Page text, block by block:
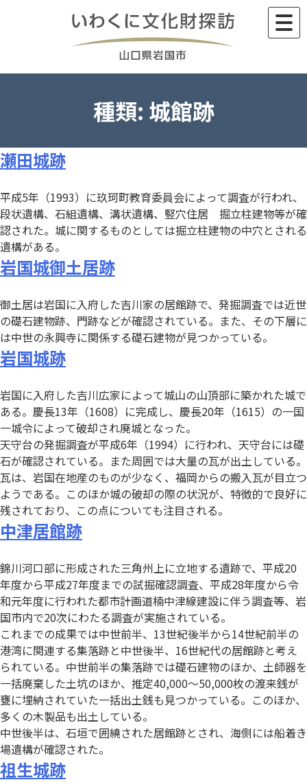
種類: 城館跡
瀬田城跡
平成5年（1993）に玖珂町教育委員会によって調査が行われ、
段状遺構、石組遺構、溝状遺構、竪穴住居 掘立柱建物等が確
認された。城に関するものとしては掘立柱建物の中穴とされる
遺構がある。
岩国城御土居跡
御土居は岩国に入府した吉川家の居館跡で、発掘調査では近世
の礎石建物跡、門跡などが確認されている。また、その下層に
は中世の永興寺に関係する礎石建物が見つかっている。
岩国城跡
岩国に入府した吉川広家によって城山の山頂部に築かれた城で
ある。慶長13年（1608）に完成し、慶長20年（1615）の一国
一城令によって破却され廃城となった。
天守台の発掘調査が平成6年（1994）に行われ、天守台には礎
石が確認されている。また周囲では大量の瓦が出土している。
瓦は、岩国在地産のものが少なく、福岡からの搬入瓦が目立つ
ようである。このほか城の破却の際の状況が、特徴的で良好に
残されており、この点についても注目される。
中津居館跡
錦川河口部に形成された三角州上に立地する遺跡で、平成20
年度から平成27年度までの試掘確認調査、平成28年度から令
和元年度に行われた都市計画道楠中津線建設に伴う調査等、岩
国市内で20次にわたる調査が実施されている。
これまでの成果では中世前半、13世紀後半から14世紀前半の
港湾に関連する集落跡と中世後半、16世紀代の居館跡と考え
られている。中世前半の集落跡では礎石建物のほか、土師器を
一括廃棄した土坑のほか、推定40,000～50,000枚の渡来銭が
甕に埋納されていた一括出土銭も見つかっている。このほか、
多くの木製品も出土している。
中世後半は、石垣で囲繞された居館跡とされ、海側には船着き
場遺構が確認された。
祖生城跡